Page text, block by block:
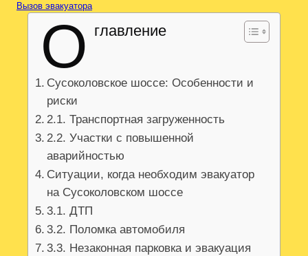
Вызов эвакуатора
О главление
Сусоколовское шоссе: Особенности и
риски
2.1. Транспортная загруженность
2.2. Участки с повышенной
аварийностью
Ситуации, когда необходим эвакуатор
на Сусоколовском шоссе
3.1. ДТП
3.2. Поломка автомобиля
3.3. Незаконная парковка и эвакуация